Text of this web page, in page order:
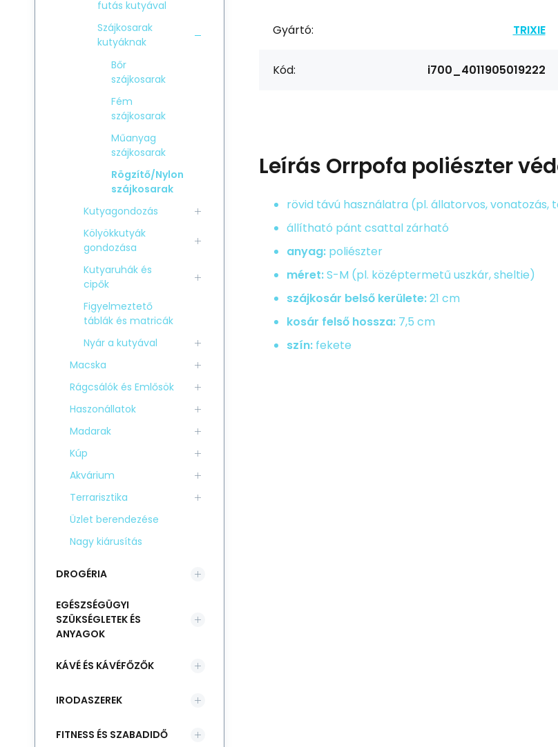
Gyártó: TRIXIE
Kód: i700_4011905019222
Leírás Orrpofa poliészter
rövid távú használatra (pl. állatorvos, vonatozás,
állítható pánt csattal zárható
anyag: poliészter
méret:S-M (pl. középtermetű uszkár, sheltie)
szájkosár belső kerülete:21 cm
kosár felső hossza: 7,5 cm
szín: fekete
futás kutyával
Szájkosarak
kutyáknak
Bőr
szájkosarak
Fém
szájkosarak
Műanyag
szájkosarak
Rögzítő/Nylon
szájkosarak
Kutyagondozás
Kölyökkutyák
gondozása
Kutyaruhák és
cipők
Figyelmeztető
táblák és matricák
Nyár a kutyával
Macska
Rágcsálók és Emlősök
Haszonállatok
Madarak
Kúp
Akvárium
Terrarisztika
Üzlet berendezése
Nagy kiárusítás
DROGÉRIA
EGÉSZSÉGÜGYI
SZÜKSÉGLETEK ÉS
ANYAGOK
KÁVÉ ÉS KÁVÉFŐZŐK
IRODASZEREK
FITNESS ÉS SZABADIDŐ